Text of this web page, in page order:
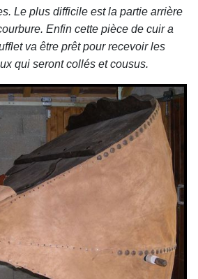
Le plus difficile est la partie arrière
Enfin cette pièce de cuir a
va être prêt pour recevoir les
qui seront collés et cousus.